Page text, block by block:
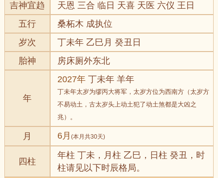
吉神宜趋
天恩 三合 临日 天喜 天医 六仪 王日
五行
桑柘木 成执位
岁次
丁未年 乙巳月 癸丑日
胎神
房床厕外东北
年
2027年 丁未年 羊年
丁未年太岁为缪丙大将军，太岁方位为西南方（太岁方
不易动土，古太岁头上动土犯了动土煞都是大凶之
兆）。
月 6月(本月共30天)
四柱
年柱 丁未，月柱 乙巳，日柱 癸丑，时
柱请见以下时辰格局。